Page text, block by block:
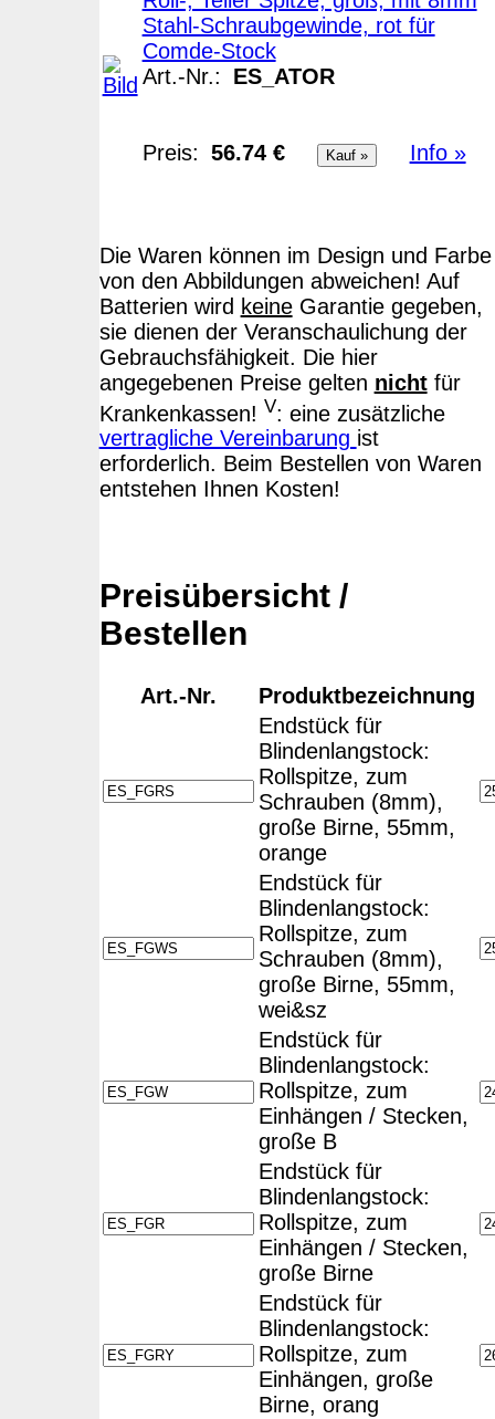
Stahl-Schraubgewinde, rot für
Comde-Stock
Art.-Nr.:
ES_ATOR
Preis: 56.74 € Info »
Die Waren können im Design und Farbe
von den Abbildungen abweichen! Auf
Batterien wird keineGarantie gegeben,
sie dienen der Veranschaulichung der
Gebrauchsfähigkeit. Die hier
angegebenen Preise gelten nichtfür
Krankenkassen! V: eine zusätzliche
vertragliche Vereinbarung ist
erforderlich. Beim Bestellen von Waren
entstehen Ihnen Kosten!
Preisübersicht /
Bestellen
Art.-Nr.
Produktbezeichnung
Endstück für
Blindenlangstock:
Rollspitze, zum
Schrauben (8mm),
große Birne, 55mm,
orange
Endstück für
Blindenlangstock:
Rollspitze, zum
Schrauben (8mm),
große Birne, 55mm,
wei&sz
Endstück für
Blindenlangstock:
Rollspitze, zum
Einhängen / Stecken,
große B
Endstück für
Blindenlangstock:
Rollspitze, zum
Einhängen / Stecken,
große Birne
Endstück für
Blindenlangstock:
Rollspitze, zum
Einhängen, große
Birne, orang